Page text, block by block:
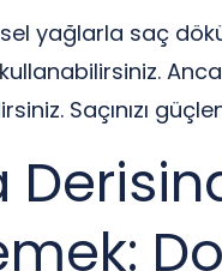
yağlarla saç
Saçınızı